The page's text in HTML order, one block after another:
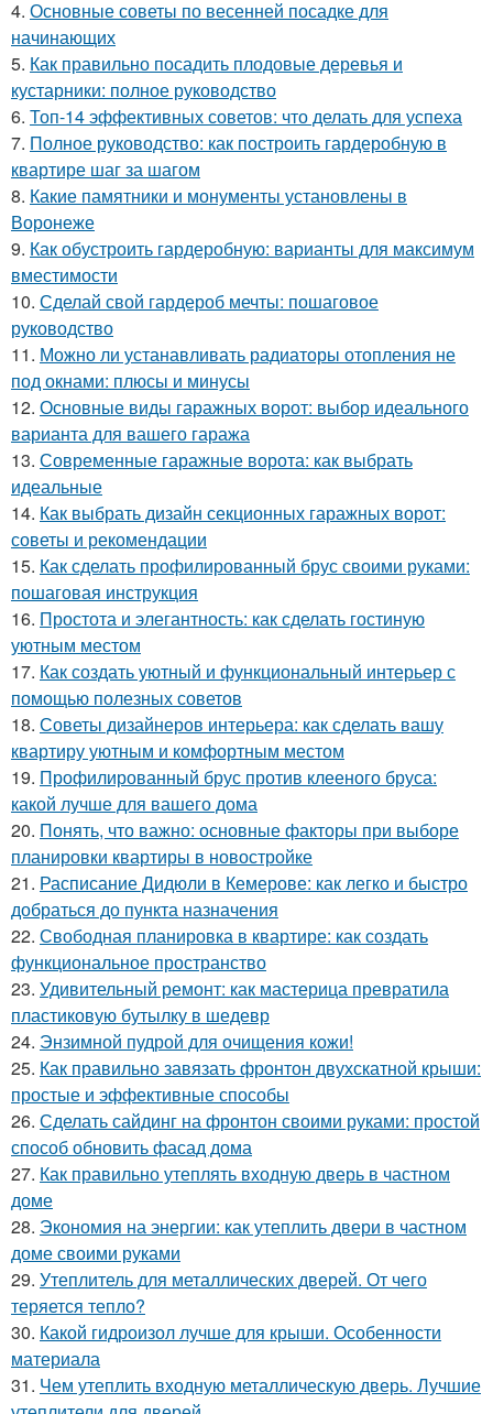
4. Основные советы по весенней посадке для
начинающих
5. Как правильно посадить плодовые деревья и
кустарники: полное руководство
6. Топ-14 эффективных советов: что делать для успеха
7. Полное руководство: как построить гардеробную в
квартире шаг за шагом
8. Какие памятники и монументы установлены в
Воронеже
9. Как обустроить гардеробную: варианты для максимум
вместимости
10. Сделай свой гардероб мечты: пошаговое
руководство
11. Можно ли устанавливать радиаторы отопления не
под окнами: плюсы и минусы
12. Основные виды гаражных ворот: выбор идеального
варианта для вашего гаража
13. Современные гаражные ворота: как выбрать
идеальные
14. Как выбрать дизайн секционных гаражных ворот:
советы и рекомендации
15. Как сделать профилированный брус своими руками:
пошаговая инструкция
16. Простота и элегантность: как сделать гостиную
уютным местом
17. Как создать уютный и функциональный интерьер с
помощью полезных советов
18. Советы дизайнеров интерьера: как сделать вашу
квартиру уютным и комфортным местом
19. Профилированный брус против клееного бруса:
какой лучше для вашего дома
20. Понять, что важно: основные факторы при выборе
планировки квартиры в новостройке
21. Расписание Дидюли в Кемерове: как легко и быстро
добраться до пункта назначения
22. Свободная планировка в квартире: как создать
функциональное пространство
23. Удивительный ремонт: как мастерица превратила
пластиковую бутылку в шедевр
24. Энзимной пудрой для очищения кожи!
25. Как правильно завязать фронтон двухскатной крыши:
простые и эффективные способы
26. Сделать сайдинг на фронтон своими руками: простой
способ обновить фасад дома
27. Как правильно утеплять входную дверь в частном
доме
28. Экономия на энергии: как утеплить двери в частном
доме своими руками
29. Утеплитель для металлических дверей. От чего
теряется тепло?
30. Какой гидроизол лучше для крыши. Особенности
материала
31. Чем утеплить входную металлическую дверь. Лучшие